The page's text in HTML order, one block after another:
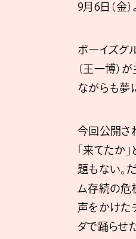
9月6日（金
ボーイズグ
（王一博）
ながらも夢
今回公開さ
「来てたか
題もない。
ム存続の危
声をかけた
ダで踊らせ